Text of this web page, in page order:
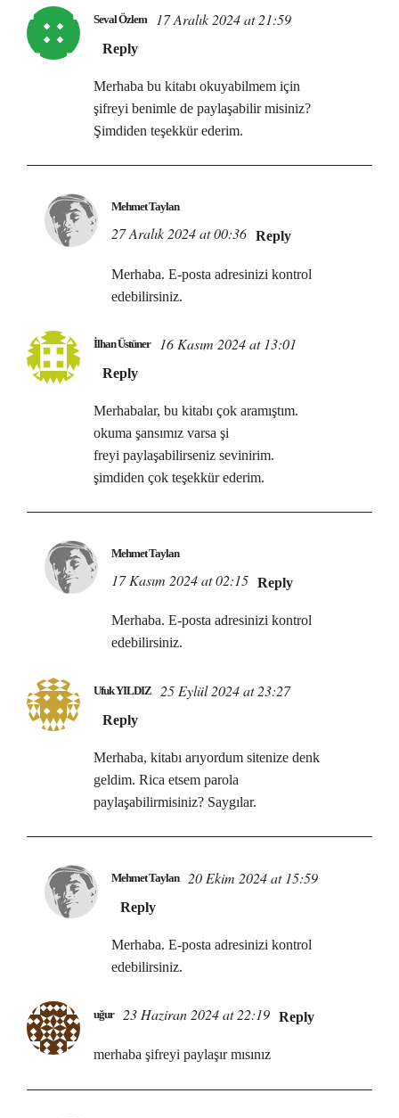
Seval Özlem 17 Aralık 2024 at 21:59
Reply
Merhaba bu kitabı okuyabilmem için
şifreyi benimle de paylaşabilir misiniz?
Şimdiden teşekkür ederim.
Mehmet Taylan
27 Aralık 2024 at 00:36 Reply
Merhaba. E-posta adresinizi kontrol
edebilirsiniz.
İlhan Üstüner 16 Kasım 2024 at 13:01
Reply
Merhabalar, bu kitabı çok aramıştım.
okuma şansımız varsa şi
freyi paylaşabilirseniz sevinirim.
şimdiden çok teşekkür ederim.
Mehmet Taylan
17 Kasım 2024 at 02:15 Reply
Merhaba. E-posta adresinizi kontrol
edebilirsiniz.
Ufuk YILDIZ 25 Eylül 2024 at 23:27
Reply
Merhaba, kitabı arıyordum sitenize denk
geldim. Rica etsem parola
paylaşabilirmisiniz? Saygılar.
Mehmet Taylan 20 Ekim 2024 at 15:59
Reply
Merhaba. E-posta adresinizi kontrol
edebilirsiniz.
uğur 23 Haziran 2024 at 22:19 Reply
merhaba şifreyi paylaşır mısınız